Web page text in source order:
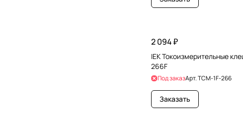
2 094 ₽
IEK Токоизмерительные
266F
Под заказАрт.TCM-1F-266
Заказать